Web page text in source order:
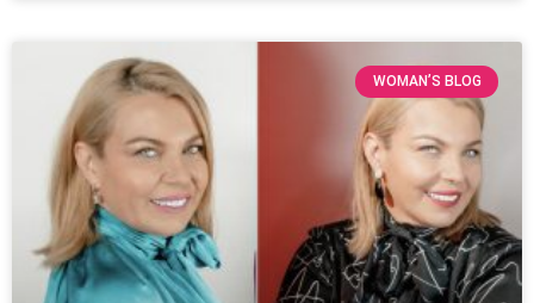
WOMAN’S BLOG